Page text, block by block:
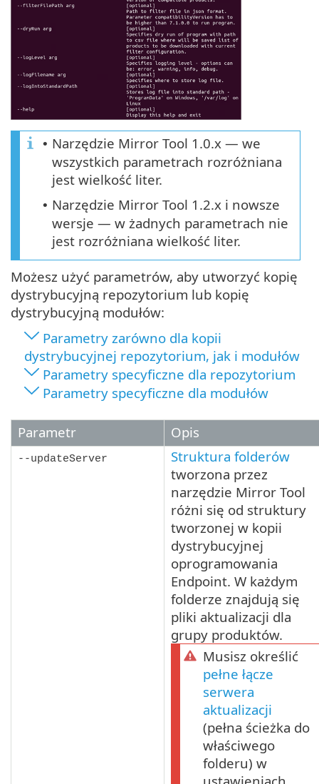
• Narzędzie Mirror Tool 1.0.x — we
wszystkich parametrach rozróżniana
jest wielkość liter.
• Narzędzie Mirror Tool 1.2.x i nowsze
wersje — w żadnych parametrach nie
jest rozróżniana wielkość liter.
Możesz użyć parametrów, aby utworzyć kopię
dystrybucyjną repozytorium lub kopię
dystrybucyjną modułów:
Parametry zarówno dla kopii
dystrybucyjnej repozytorium, jak i modułów
Parametry specyficzne dla repozytorium
Parametry specyficzne dla modułów
Parametr Opis
--updateServer
Struktura folderów
tworzona przez
narzędzie Mirror Tool
różni się od struktury
tworzonej w kopii
dystrybucyjnej
oprogramowania
Endpoint. W każdym
folderze znajdują się
pliki aktualizacji dla
grupy produktów.
Musisz określić
pełne łącze
serwera
aktualizacji
(pełna ścieżka do
właściwego
folderu) w